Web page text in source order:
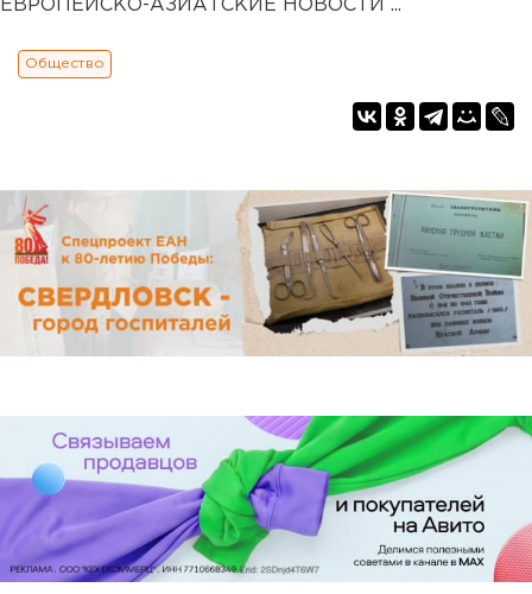
ЕВРОПЕЙСКО-АЗИАТСКИЕ НОВОСТИ ...
Общество